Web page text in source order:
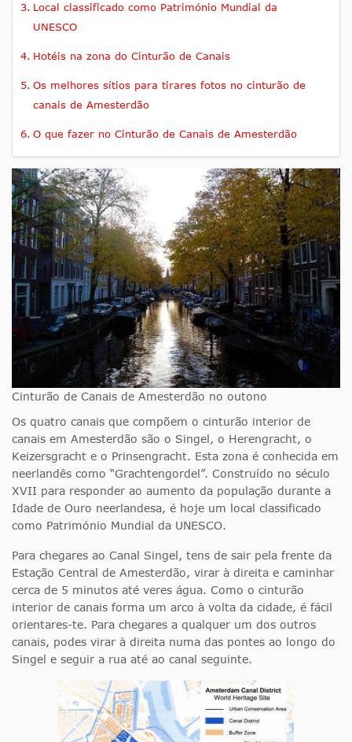
Local classificado como Património Mundial da
UNESCO
Hotéis na zona do Cinturão de Canais
Os melhores sítios para tirares fotos no cinturão de
canais de Amesterdão
O que fazer no Cinturão de Canais de Amesterdão
Cinturão de Canais de Amesterdão no outono
Os quatro canais que compõem o cinturão interior de
canais em Amesterdão são o Singel, o Herengracht, o
Keizersgracht e o Prinsengracht. Esta zona é conhecida em
neerlandês como “Grachtengordel”. Construído no século
XVII para responder ao aumento da população durante a
Idade de Ouro neerlandesa, é hoje um local classificado
como Património Mundial da UNESCO.
Para chegares ao Canal Singel, tens de sair pela frente da
Estação Central de Amesterdão, virar à direita e caminhar
cerca de 5 minutos até veres água. Como o cinturão
interior de canais forma um arco à volta da cidade, é fácil
orientares-te. Para chegares a qualquer um dos outros
canais, podes virar à direita numa das pontes ao longo do
Singel e seguir a rua até ao canal seguinte.